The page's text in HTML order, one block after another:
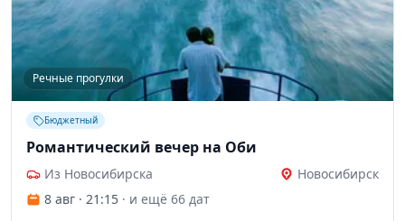
Речные прогулки
Бюджетный
Романтический вечер на Оби
Из Новосибирска
Новосибирск
8 авг · 21:15 · и ещё 66 дат